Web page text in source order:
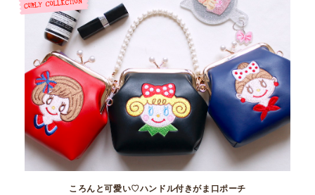
ころんと可愛い♡ハンドル付きがま口ポーチ